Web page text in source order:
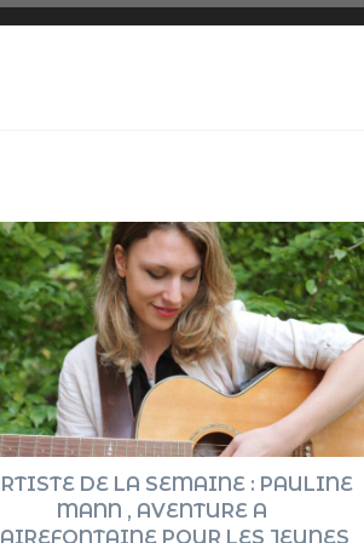
DE LA SEMAINE : PAULINE
MANN , AVENTURE A
POUR LES JEUNES